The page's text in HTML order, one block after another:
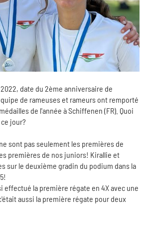
date du 2ème anniversaire de
de rameuses et rameurs ont remporté
de l'année à Schiffenen (FR). Quoi
jour?
sont pas seulement les premières de
premières de nos juniors! Kirallie et
sur le deuxième gradin du podium dans la
effectué la première régate en 4X avec une
aussi la première régate pour deux